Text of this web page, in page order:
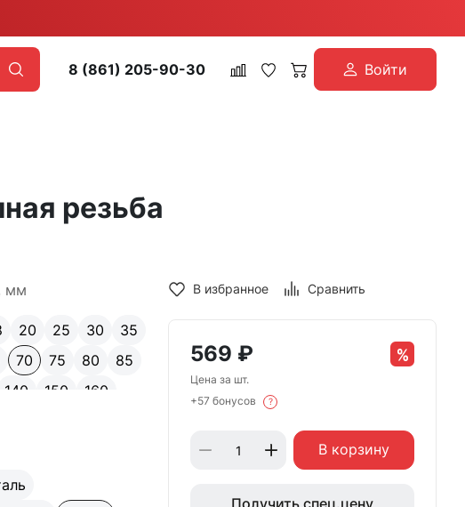
8 (861) 205-90-30 Войти
резьба
мм
20 25 30
35
70 75 80
85
140 150
160
В избранное Сравнить
569 ₽
Цена за шт.
+57 бонусов
?
В корзину
Получить спец.цену